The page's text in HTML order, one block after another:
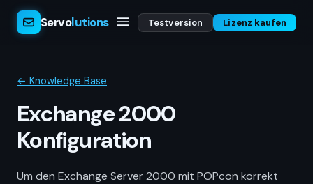
Servolutions Testversion Lizenz kaufen
← Knowledge Base
Exchange 2000
Konfiguration
Um den Exchange Server 2000 mit POPcon korrekt